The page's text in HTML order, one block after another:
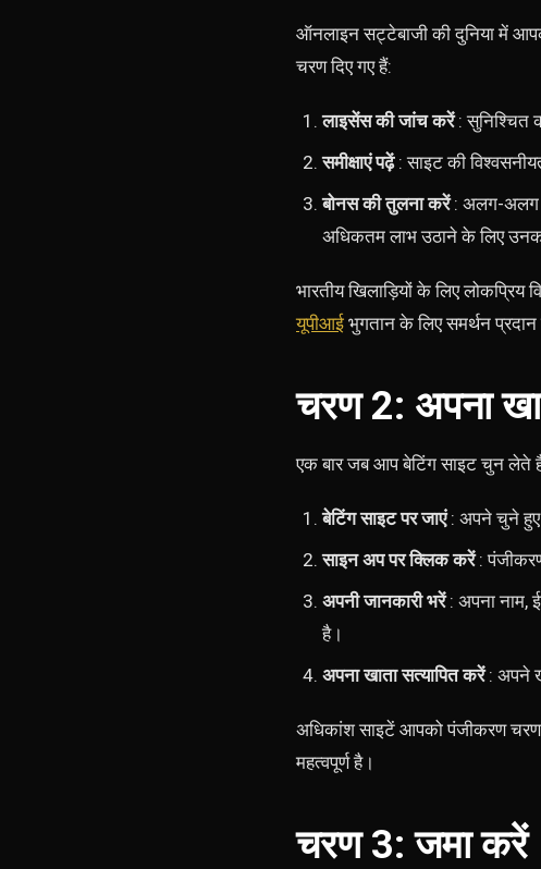
ऑनलाइन सट्टेबाजी की दुनिया में
चरण दिए गए हैं:
लाइसेंस की जांच करें: सुनिश्चित
समीक्षाएं पढ़ें: साइट की
बोनस की तुलना करें: अलग-अलग
अधिकतम लाभ उठाने के लिए
भारतीय खिलाड़ियों के लिए लोकप्रिय
यूपीआई भुगतान के लिए समर्थन
चरण 2: अपना
एक बार जब आप बेटिंग साइट चुन लेते
बेटिंग साइट पर जाएं: अपने चुने हुए
साइन अप पर क्लिक करें:
अपनी जानकारी भरें: अपना नाम,
है।
अपना खाता सत्यापित करें: अपने
अधिकांश साइटें आपको पंजीकरण चरण के
महत्वपूर्ण है।
चरण 3: जमा करें